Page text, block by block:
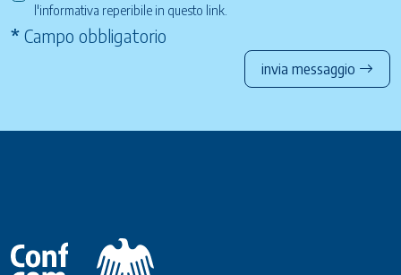
l'informativa reperibile in questo link
* Campo obbligatorio
invia messaggio